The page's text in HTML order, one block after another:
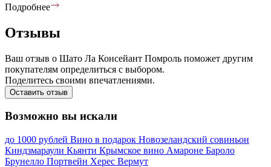
Подробнее
Отзывы
Ваш отзыв о Шато Ла Консейант Помроль поможет другим
покупателям определиться с выбором.
Поделитесь своими впечатлениями.
Оставить отзыв
Возможно вы искали
до 1000 рублей Вино в подарок Новозеландский совиньон
Киндзмараули Кьянти Крымское вино Амароне Бароло
Брунелло Портвейн Херес Вермут